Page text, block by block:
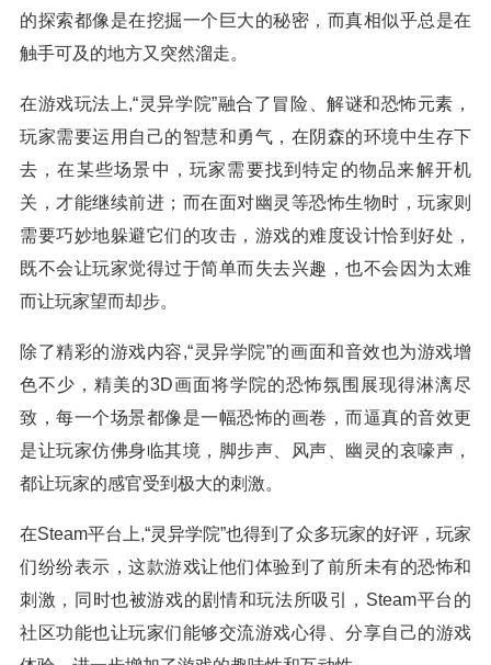
的探索都像是在挖掘一个巨大的秘密，而真相似乎总是在
触手可及的地方又突然溜走。
在游戏玩法上,“灵异学院”融合了冒险、解谜和恐怖元素，
玩家需要运用自己的智慧和勇气，在阴森的环境中生存下
去，在某些场景中，玩家需要找到特定的物品来解开机
关，才能继续前进；而在面对幽灵等恐怖生物时，玩家则
需要巧妙地躲避它们的攻击，游戏的难度设计恰到好处，
既不会让玩家觉得过于简单而失去兴趣，也不会因为太难
而让玩家望而却步。
除了精彩的游戏内容,“灵异学院”的画面和音效也为游戏增
色不少，精美的3D画面将学院的恐怖氛围展现得淋漓尽
致，每一个场景都像是一幅恐怖的画卷，而逼真的音效更
是让玩家仿佛身临其境，脚步声、风声、幽灵的哀嚎声，
都让玩家的感官受到极大的刺激。
在Steam平台上,“灵异学院”也得到了众多玩家的好评，玩家
们纷纷表示，这款游戏让他们体验到了前所未有的恐怖和
刺激，同时也被游戏的剧情和玩法所吸引，Steam平台的
社区功能也让玩家们能够交流游戏心得、分享自己的游戏